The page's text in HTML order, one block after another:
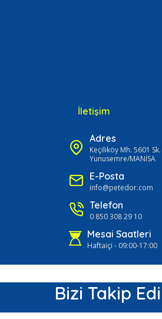
İletişim
Adres
Keçiliköy Mh. 5601
Yunusemre/MANİSA
E-Posta
info@petedor.com
Telefon
0 850 308 29 10
Mesai Saatleri
Haftaiçi - 09:00-17:00
Bizi Takip